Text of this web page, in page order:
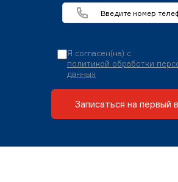
Я согласен(на) с
политикой обработки
данных
Записаться на первый